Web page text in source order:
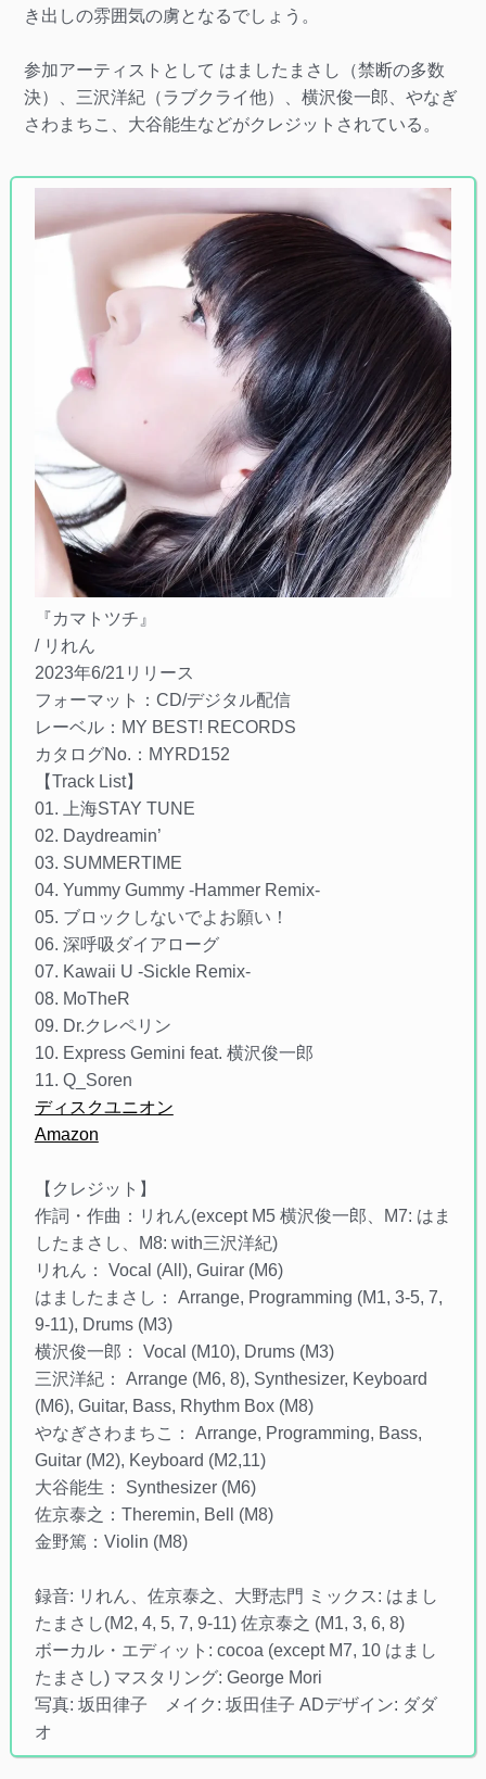
き出しの雰囲気の虜となるでしょう。
参加アーティストとして はましたまさし（禁断の多数
決）、三沢洋紀（ラブクライ他）、横沢俊一郎、やなぎ
さわまちこ、大谷能生などがクレジットされている。
『カマトツチ』
/ リれん
2023年6/21リリース
フォーマット：CD/デジタル配信
レーベル：MY BEST! RECORDS
カタログNo.：MYRD152
【Track List】
01. 上海STAY TUNE
02. Daydreamin’
03. SUMMERTIME
04. Yummy Gummy -Hammer Remix-
05. ブロックしないでよお願い！
06. 深呼吸ダイアローグ
07. Kawaii U -Sickle Remix-
08. MoTheR
09. Dr.クレペリン
10. Express Gemini feat. 横沢俊一郎
11. Q_Soren
ディスクユニオン
Amazon
【クレジット】
作詞・作曲：リれん(except M5 横沢俊一郎、M7: はま
したまさし、M8: with三沢洋紀)
リれん： Vocal (All), Guirar (M6)
はましたまさし： Arrange, Programming (M1, 3-5, 7,
9-11), Drums (M3)
横沢俊一郎： Vocal (M10), Drums (M3)
三沢洋紀： Arrange (M6, 8), Synthesizer, Keyboard
(M6), Guitar, Bass, Rhythm Box (M8)
やなぎさわまちこ： Arrange, Programming, Bass,
Guitar (M2), Keyboard (M2,11)
大谷能生： Synthesizer (M6)
佐京泰之：Theremin, Bell (M8)
金野篤：Violin (M8)
録音: リれん、佐京泰之、大野志門 ミックス: はまし
たまさし(M2, 4, 5, 7, 9-11) 佐京泰之 (M1, 3, 6, 8)
ボーカル・エディット: cocoa (except M7, 10 はまし
たまさし) マスタリング: George Mori
写真: 坂田律子 メイク: 坂田佳子 ADデザイン: ダダ
オ